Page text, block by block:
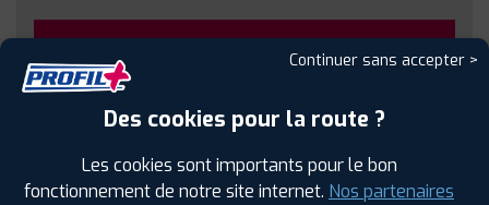
Sous réserve de disponibilité en agence
Continuer sans accepter >
Des cookies pour la route ?
Les cookies sont importants pour le bon
fonctionnement de notre site internet. Nos partenaires